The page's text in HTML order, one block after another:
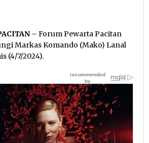
– Forum Pewarta Pacitan
Markas Komando (Mako) Lanal
(4/7/2024).